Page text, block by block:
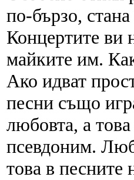
по-бързо,
Концертите ви
майките им.
Ако идват
песни също
любовта, а
псевдоним.
това в песните